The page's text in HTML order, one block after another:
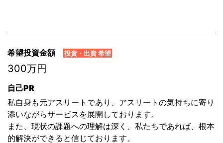
希望投資金額 投資・出資 希望
300万円
自己PR
私自身も元アスリートであり、アスリートの気持ちに寄り
添いながらサービスを展開しております。
また、現状の課題への理解は深く、私たちであれば、根本
的解決ができると信じております。